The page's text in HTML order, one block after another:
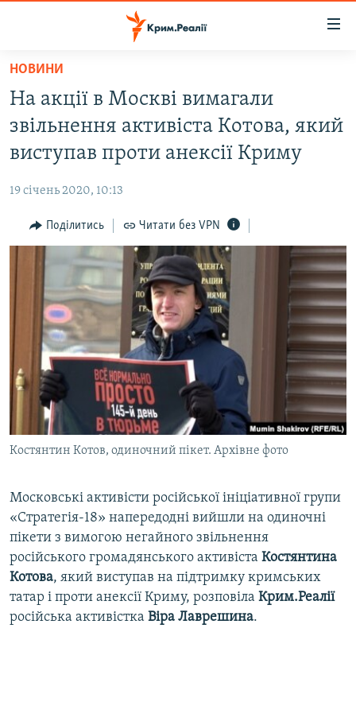
Перейти
основного
матеріалу
до
основної
Перейти
до
пошуку
ВОДА.КРИМ
БЛОГИ
ПОГЛЯД
ІНТЕРВ'Ю
ВСЕ ЗА ДЕНЬ
СПЕЦПРОЕКТИ
ДЕПОРТАЦІЯ
ВІДЕОУРОКИ «ELIFBE»
СВІДЧЕННЯ ОКУПАЦІЇ
УКРАЇНСЬКА ПРОБЛЕМА КРИМУ
ІНФОГРАФІКА
ЯК ОБІЙТИ БЛОКУВАННЯ
Русский
Qırımtatar
ДОЛУЧАЙСЯ!
Усі сайти RFE/RL
НОВИНИ
На акції в Москві вимагали
звільнення активіста Котова, який
виступав проти анексії Криму
19 січень 2020, 10:13
Поділитись Читати без VPN
Костянтин Котов, одиночний пікет. Архівне фото
Московські активісти російської ініціативної групи
«Стратегія-18» напередодні вийшли на одиночні
пікети з вимогою негайного звільнення
російського громадянського активіста Костянтина
Котова, який виступав на підтримку кримських
татар і проти анексії Криму, розповіла Крим.Реалії
російська активістка Віра Лаврешина.